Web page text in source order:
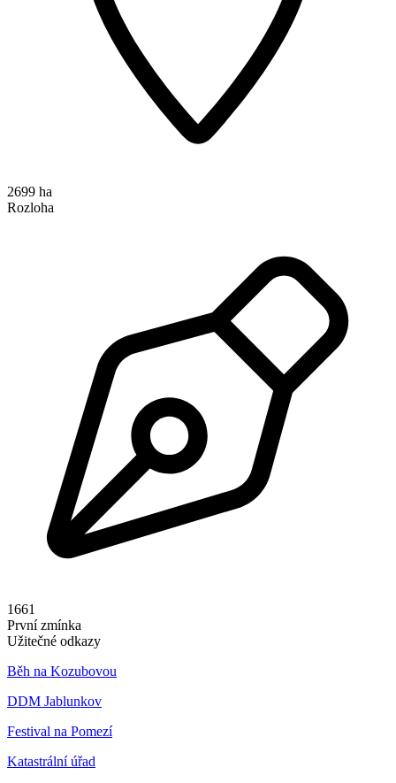
2699 ha
Rozloha
1661
První zmínka
Užitečné odkazy
Běh na Kozubovou
DDM Jablunkov
Festival na Pomezí
Katastrální úřad